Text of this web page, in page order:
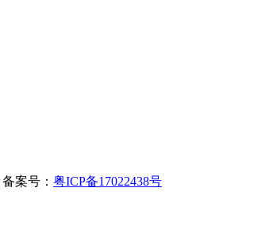
备案号： 粤ICP备17022438号